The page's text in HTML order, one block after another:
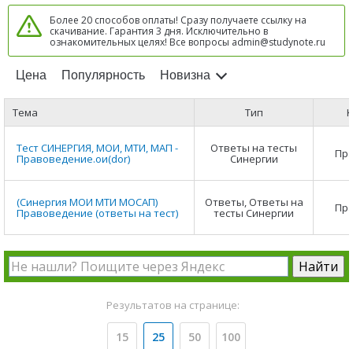
Более 20 способов оплаты! Сразу получаете ссылку на
скачивание. Гарантия 3 дня. Исключительно в
ознакомительных целях! Все вопросы admin@studynote.ru
Цена Популярность Новизна
Тема Тип
Тест СИНЕРГИЯ, МОИ, МТИ, МАП -
Правоведение.ои(dor)
Ответы на тесты
Синергии
(Синергия МОИ МТИ МОСАП)
Правоведение (ответы на тест)
Ответы, Ответы на
тесты Синергии
Результатов на странице:
15 25 50 100